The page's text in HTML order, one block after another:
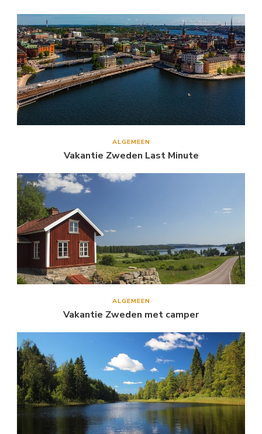
ALGEMEEN
Vakantie Zweden Last Minute
ALGEMEEN
Vakantie Zweden met camper